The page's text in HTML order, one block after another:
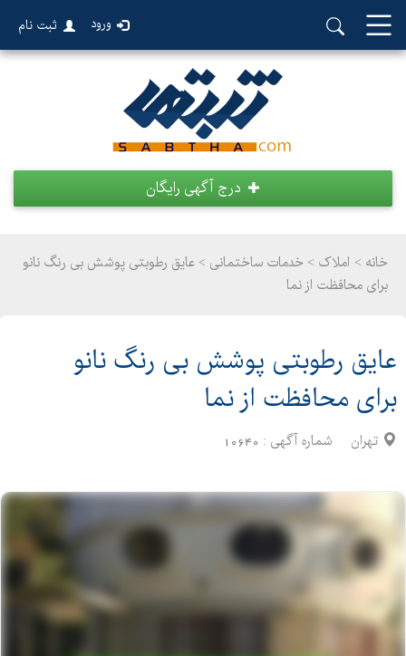
ورود ثبت نام
درج آگهی رایگان
خانه > املاک > خدمات ساختمانی > عایق رطوبتی پوشش بی رنگ نانو
برای محافظت از نما
عایق رطوبتی پوشش بی رنگ نانو
برای محافظت از نما
تهران شماره آگهی : 10640